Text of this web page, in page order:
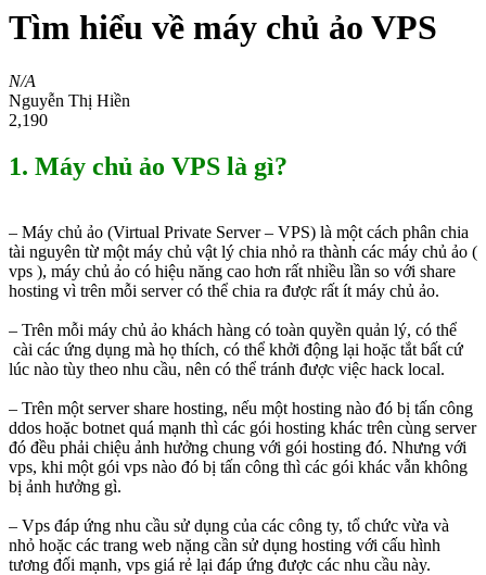
Tìm hiểu về máy chủ ảo VPS
N/A
Nguyễn Thị Hiền
2,190
1. Máy chủ ảo VPS là gì?
– Máy chủ ảo (Virtual Private Server – VPS) là một cách phân chia
tài nguyên từ một máy chủ vật lý chia nhỏ ra thành các máy chủ ảo (
vps ), máy chủ ảo có hiệu năng cao hơn rất nhiều lần so với share
hosting vì trên mỗi server có thể chia ra được rất ít máy chủ ảo.
– Trên mỗi máy chủ ảo khách hàng có toàn quyền quản lý, có thể
cài các ứng dụng mà họ thích, có thể khởi động lại hoặc tắt bất cứ
lúc nào tùy theo nhu cầu, nên có thể tránh được việc hack local.
– Trên một server share hosting, nếu một hosting nào đó bị tấn công
ddos hoặc botnet quá mạnh thì các gói hosting khác trên cùng server
đó đều phải chiệu ảnh hưởng chung với gói hosting đó. Nhưng với
vps, khi một gói vps nào đó bị tấn công thì các gói khác vẫn không
bị ảnh hưởng gì.
– Vps đáp ứng nhu cầu sử dụng của các công ty, tổ chức vừa và
nhỏ hoặc các trang web nặng cần sử dụng hosting với cấu hình
tương đối mạnh, vps giá rẻ lại đáp ứng được các nhu cầu này.